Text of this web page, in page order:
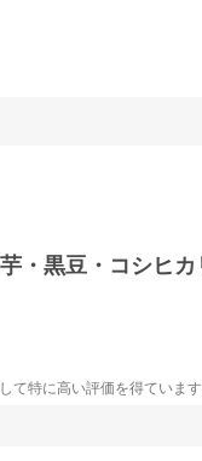
・黒豆・コシヒカ
て特に高い評価を得ています